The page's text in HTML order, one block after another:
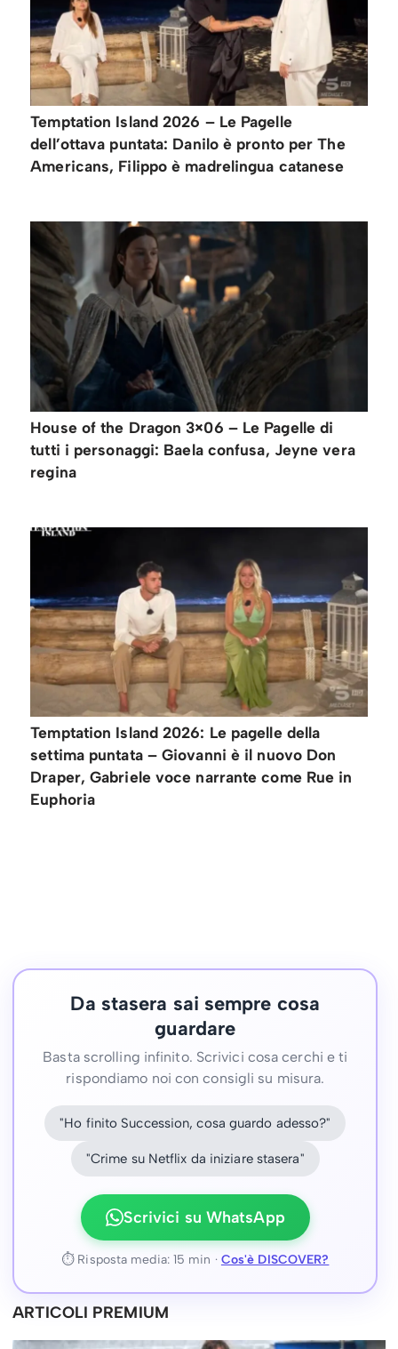
Temptation Island 2026 – Le Pagelle
dell’ottava puntata: Danilo è pronto per The
Americans, Filippo è madrelingua catanese
House of the Dragon 3×06 – Le Pagelle di
tutti i personaggi: Baela confusa, Jeyne vera
regina
Temptation Island 2026: Le pagelle della
settima puntata – Giovanni è il nuovo Don
Draper, Gabriele voce narrante come Rue in
Euphoria
Da stasera sai sempre cosa
guardare
Basta scrolling infinito. Scrivici cosa cerchi e ti
rispondiamo noi con consigli su misura.
"Ho finito Succession, cosa guardo adesso?"
"Crime su Netflix da iniziare stasera"
Scrivici su WhatsApp
⏱ Risposta media: 15 min · Cos'è DISCOVER?
ARTICOLI PREMIUM